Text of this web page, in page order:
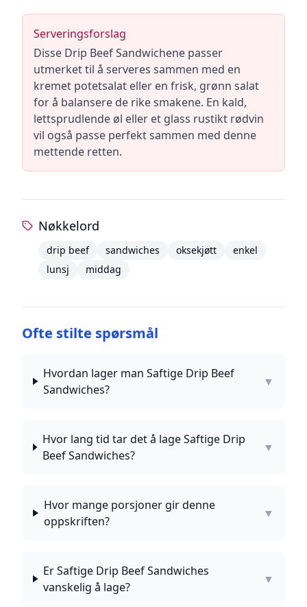
Serveringsforslag
Disse Drip Beef Sandwichene passer
utmerket til å serveres sammen med en
kremet potetsalat eller en frisk, grønn salat
for å balansere de rike smakene. En kald,
lettsprudlende øl eller et glass rustikt rødvin
vil også passe perfekt sammen med denne
mettende retten.
Nøkkelord
drip beef sandwiches oksekjøtt
enkel
lunsj
middag
Ofte stilte spørsmål
Hvordan lager man Saftige Drip Beef
Sandwiches?
▼
Hvor lang tid tar det å lage Saftige Drip
Beef Sandwiches?
▼
Hvor mange porsjoner gir denne
oppskriften?
▼
Er Saftige Drip Beef Sandwiches
vanskelig å lage?
▼